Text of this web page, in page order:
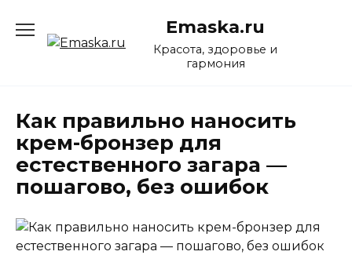
содержанию
Emaska.ru
Красота, здоровье и
гармония
Как правильно наносить
крем-бронзер для
естественного загара —
пошагово, без ошибок